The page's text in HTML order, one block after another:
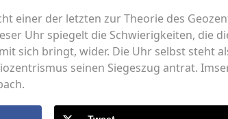
einer der letzten zur Theorie des
Uhr spiegelt die Schwierigkeiten, die
sich bringt, wider. Die Uhr selbst steht
seinen Siegeszug antrat.